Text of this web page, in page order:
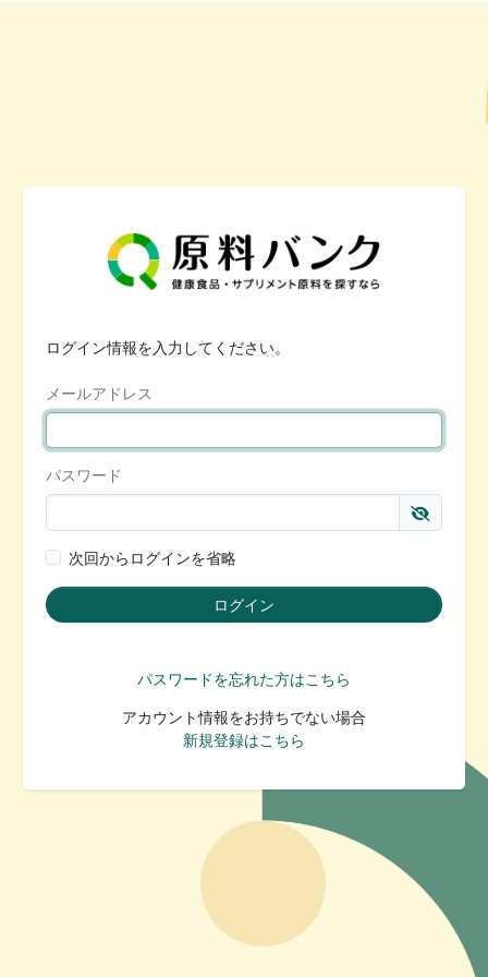
ログイン情報を入力してください。
メールアドレス
パスワード
次回からログインを省略
パスワードを忘れた方はこちら
アカウント情報をお持ちでない場合
新規登録はこちら